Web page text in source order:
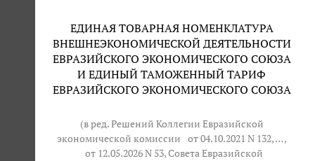
ЕДИНАЯ ТОВАРНАЯ НОМЕНКЛАТУРА
ВНЕШНЕЭКОНОМИЧЕСКОЙ ДЕЯТЕЛЬНОСТИ
ЕВРАЗИЙСКОГО ЭКОНОМИЧЕСКОГО СОЮЗА
И ЕДИНЫЙ ТАМОЖЕННЫЙ ТАРИФ
ЕВРАЗИЙСКОГО ЭКОНОМИЧЕСКОГО СОЮЗА
(в ред. Решений Коллегии Евразийской
экономической комиссии
от 04.10.2021 N 132, … ,
от 12.05.2026 N 53, Совета Евразийской